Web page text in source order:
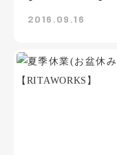
2016.09.16